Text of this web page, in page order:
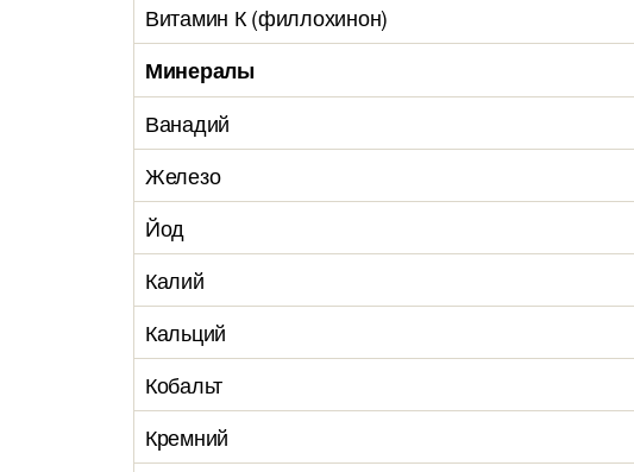
Витамин К (филлохинон)
Минералы
Ванадий
Железо
Йод
Калий
Кальций
Кобальт
Кремний